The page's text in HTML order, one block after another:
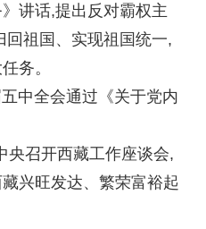
讲话,提出反对霸权主
回祖国、实现祖国统一,
务。
中全会通过《关于党内
央召开西藏工作座谈会,
兴旺发达、繁荣富裕起